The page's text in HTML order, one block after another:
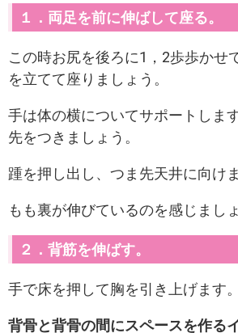
１．両足を前に伸ばして座る。
この時お尻を後ろに1，2歩歩かせ
を立てて座りましょう。
手は体の横についてサポートしま
先をつきましょう。
踵を押し出し、つま先天井に向けま
もも裏が伸びているのを感じましょ
２．背筋を伸ばす。
手で床を押して胸を引き上げます。
背骨と背骨の間にスペースを作る